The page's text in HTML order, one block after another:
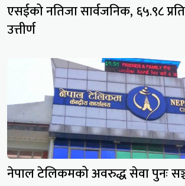
एसईको नतिजा सार्वजनिक, ६५.९८
उत्तीर्ण
नेपाल टेलिकमको अवरुद्ध सेवा पुनः